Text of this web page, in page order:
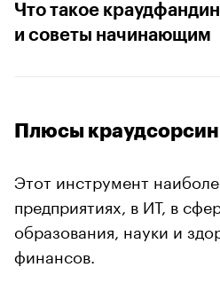
Что такое
и советы начинающим
Плюсы
Этот инструмент
предприятиях, в ИТ, в
образования, науки и
финансов.